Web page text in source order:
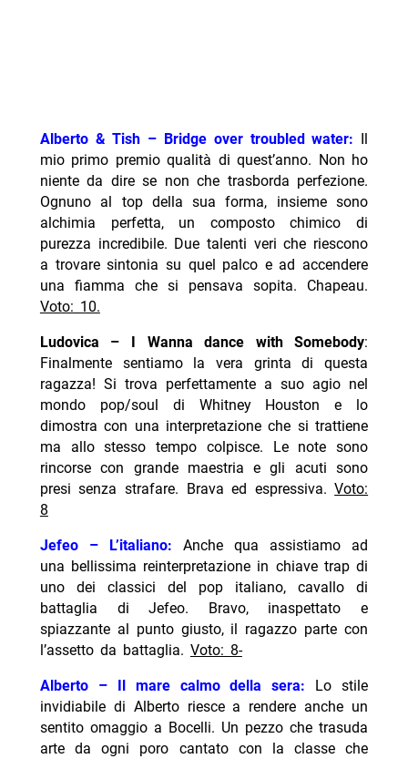
Alberto & Tish – Bridge over troubled water: Il
mio primo premio qualità di quest’anno. Non ho
niente da dire se non che trasborda perfezione.
Ognuno al top della sua forma, insieme sono
alchimia perfetta, un composto chimico di
purezza incredibile. Due talenti veri che riescono
a trovare sintonia su quel palco e ad accendere
una fiamma che si pensava sopita. Chapeau.
Voto: 10.
Ludovica – I Wanna dance with Somebody:
Finalmente sentiamo la vera grinta di questa
ragazza! Si trova perfettamente a suo agio nel
mondo pop/soul di Whitney Houston e lo
dimostra con una interpretazione che si trattiene
ma allo stesso tempo colpisce. Le note sono
rincorse con grande maestria e gli acuti sono
presi senza strafare. Brava ed espressiva.Voto:
8
Jefeo – L’italiano: Anche qua assistiamo ad
una bellissima reinterpretazione in chiave trap di
uno dei classici del pop italiano, cavallo di
battaglia di Jefeo. Bravo, inaspettato e
spiazzante al punto giusto, il ragazzo parte con
l’assetto da battaglia. Voto: 8-
Alberto – Il mare calmo della sera: Lo stile
invidiabile di Alberto riesce a rendere anche un
sentito omaggio a Bocelli. Un pezzo che trasuda
arte da ogni poro cantato con la classe che